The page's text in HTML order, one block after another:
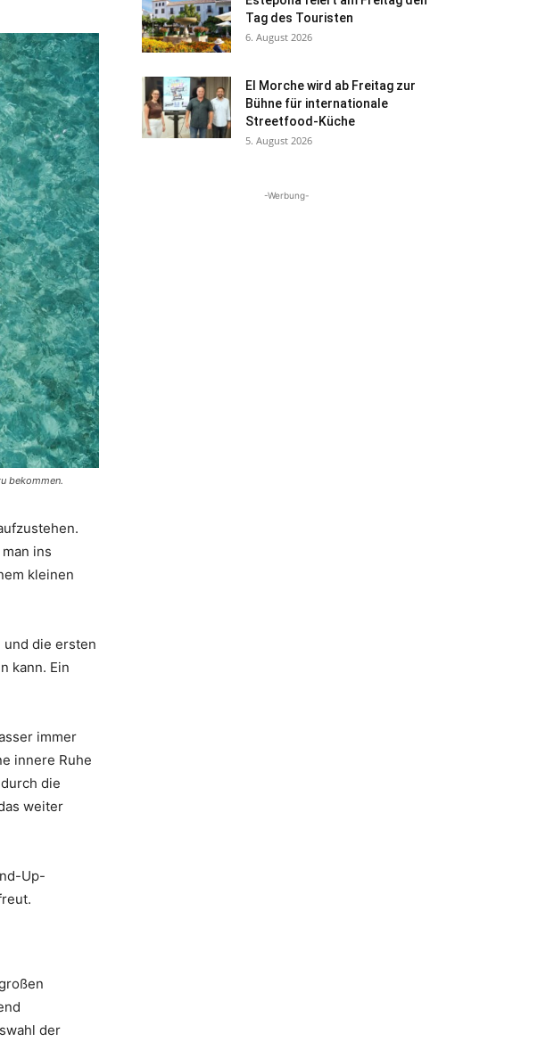
bekommen.
ins
kleinen
und die ersten
kann. Ein
immer
innere Ruhe
die
weiter
Up-
der
Tag des Touristen
6. August 2026
El Morche wird ab Freitag zur
Bühne für internationale
Streetfood-Küche
5. August 2026
-Werbung-